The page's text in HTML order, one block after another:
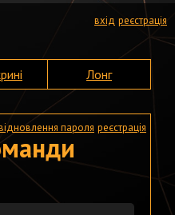
вхід реєстрація
Лонг
пароля реєстрація